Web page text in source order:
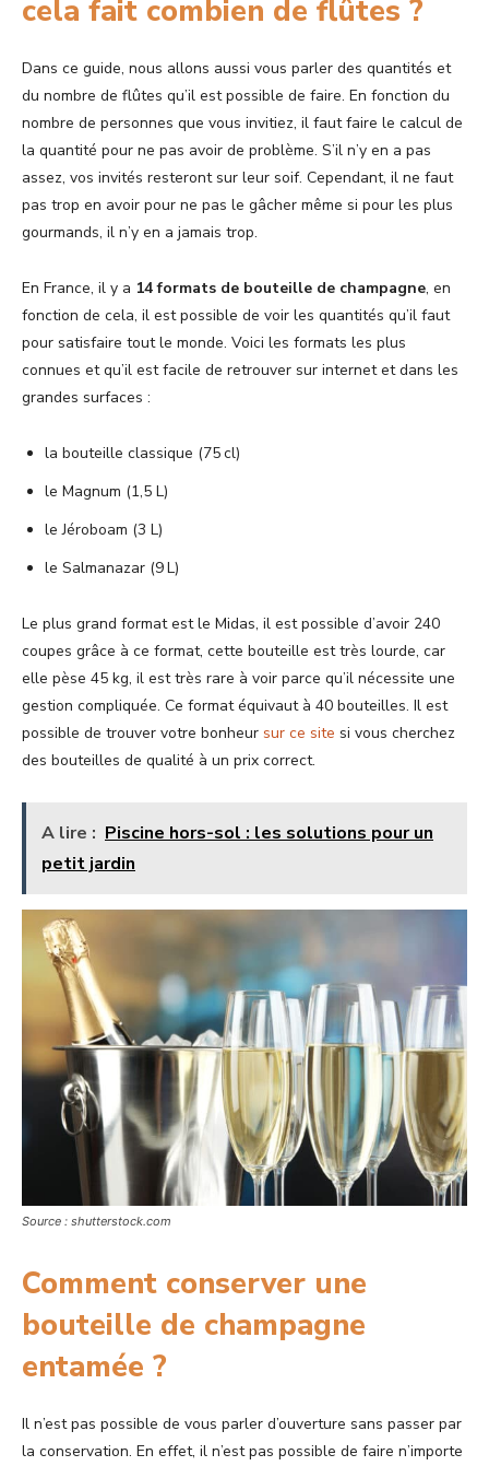
cela fait combien de flûtes ?
Dans ce guide, nous allons aussi vous parler des quantités et
du nombre de flûtes qu’il est possible de faire. En fonction du
nombre de personnes que vous invitiez, il faut faire le calcul de
la quantité pour ne pas avoir de problème. S’il n’y en a pas
assez, vos invités resteront sur leur soif. Cependant, il ne faut
pas trop en avoir pour ne pas le gâcher même si pour les plus
gourmands, il n’y en a jamais trop.
En France, il y a 14 formats de bouteille de champagne, en
fonction de cela, il est possible de voir les quantités qu’il faut
pour satisfaire tout le monde. Voici les formats les plus
connues et qu’il est facile de retrouver sur internet et dans les
grandes surfaces :
la bouteille classique (75 cl)
le Magnum (1,5 L)
le Jéroboam (3 L)
le Salmanazar (9 L)
Le plus grand format est le Midas, il est possible d’avoir 240
coupes grâce à ce format, cette bouteille est très lourde, car
elle pèse 45 kg, il est très rare à voir parce qu’il nécessite une
gestion compliquée. Ce format équivaut à 40 bouteilles. Il est
possible de trouver votre bonheur sur ce site si vous cherchez
des bouteilles de qualité à un prix correct.
A lire : Piscine hors-sol : les solutions pour un
petit jardin
Source : shutterstock.com
Comment conserver une
bouteille de champagne
entamée ?
Il n’est pas possible de vous parler d’ouverture sans passer par
la conservation. En effet, il n’est pas possible de faire n’importe